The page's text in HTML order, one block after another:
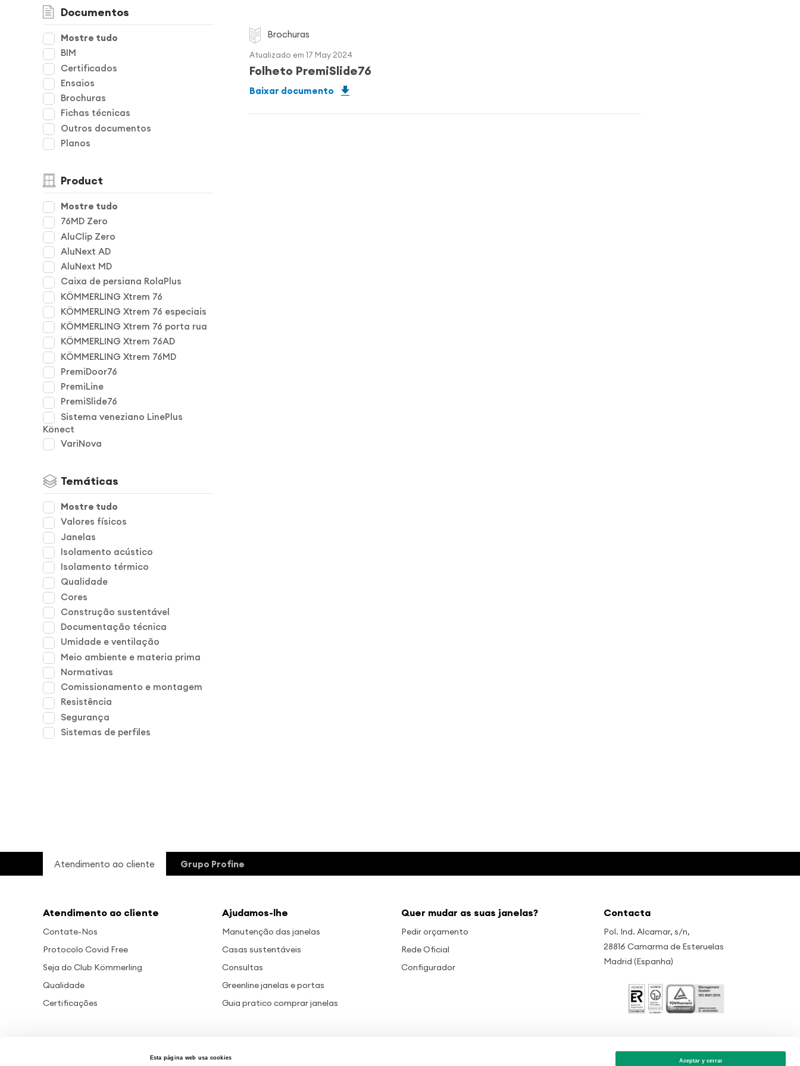
Esta página web usa cookies
Aceptar y cerrar
Documentos
Mostre tudo
BIM
Certificados
Ensaios
Brochuras
Fichas técnicas
Outros documentos
Planos
Product
Mostre tudo
76MD Zero
AluClip Zero
AluNext AD
AluNext MD
Caixa de persiana RolaPlus
KÖMMERLING Xtrem 76
KÖMMERLING Xtrem 76 especiais
KÖMMERLING Xtrem 76 porta rua
KÖMMERLING Xtrem 76AD
KÖMMERLING Xtrem 76MD
PremiDoor76
PremiLine
PremiSlide76
Sistema veneziano LinePlus
Könect
VariNova
Temáticas
Mostre tudo
Valores físicos
Janelas
Isolamento acústico
Isolamento térmico
Qualidade
Cores
Construção sustentável
Documentação técnica
Umidade e ventilação
Meio ambiente e materia prima
Normativas
Comissionamento e montagem
Resistência
Segurança
Sistemas de perfiles
Brochuras
Atualizado em 17 May 2024
Folheto PremiSlide76
Baixar documento
Atendimento ao cliente
Atendimento ao cliente
Contate-Nos
Protocolo Covid Free
Seja do Club Kömmerling
Qualidade
Certificações
Ajudamos-lhe
Manutenção das janelas
Casas sustentáveis
Consultas
Greenline janelas e portas
Guia pratico comprar janelas
Quer mudar as suas janelas?
Pedir orçamento
Rede Oficial
Configurador
Contacta
Pol. Ind. Alcamar, s/n,
28816 Camarma de Esteruelas
Madrid (Espanha)
Grupo Profine